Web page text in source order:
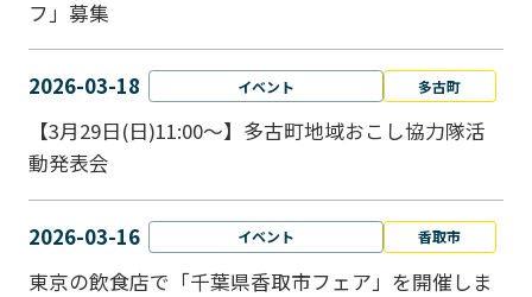
フ」募集
2026-03-18 イベント 多古町
【3月29日(日)11:00～】多古町地域おこし協力隊活
動発表会
2026-03-16 イベント 香取市
東京の飲食店で「千葉県香取市フェア」を開催しま